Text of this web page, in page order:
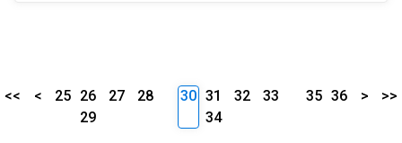
<< < 25 26 27
28
29
30 31 32
33
34
35 36 > >>